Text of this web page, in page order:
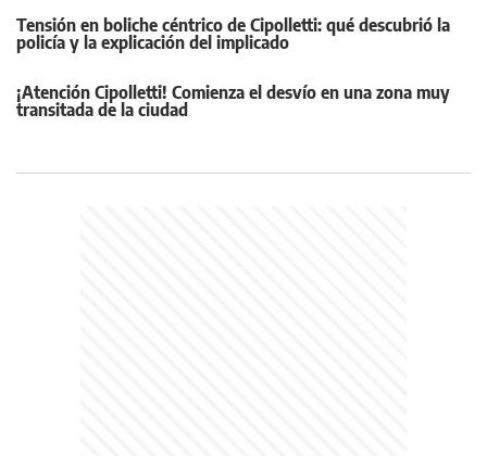
Tensión en boliche céntrico de Cipolletti: qué descubrió la
policía y la explicación del implicado
¡Atención Cipolletti! Comienza el desvío en una zona muy
transitada de la ciudad